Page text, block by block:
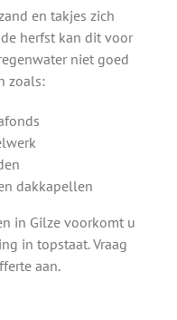
en takjes zich
herfst kan dit voor
niet goed
zoals:
dakkapellen
in Gilze voorkomt u
in topstaat. Vraag
aan.